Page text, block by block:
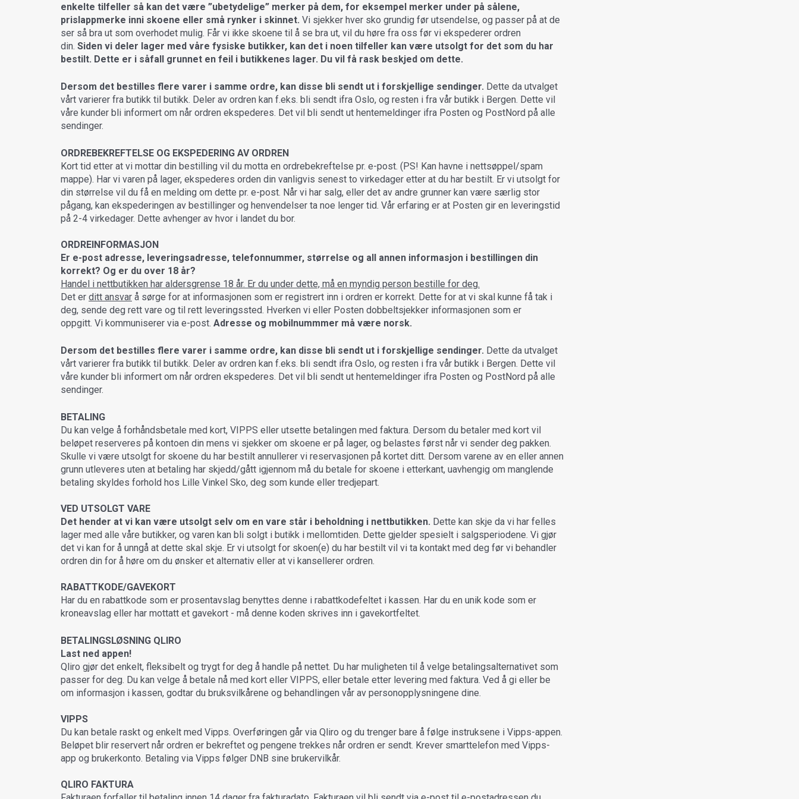
enkelte tilfeller så kan det være ”ubetydelige” merker på dem, for eksempel merker under på sålene,
prislappmerke inni skoene eller små rynker i skinnet. Vi sjekker hver sko grundig før utsendelse, og passer på at de
ser så bra ut som overhodet mulig. Får vi ikke skoene til å se bra ut, vil du høre fra oss før vi ekspederer ordren
din. Siden vi deler lager med våre fysiske butikker, kan det i noen tilfeller kan være utsolgt for det som du har
bestilt. Dette er i såfall grunnet en feil i butikkenes lager. Du vil få rask beskjed om dette.
Dersom det bestilles flere varer i samme ordre, kan disse bli sendt ut i forskjellige sendinger. Dette da utvalget
vårt varierer fra butikk til butikk. Deler av ordren kan f.eks. bli sendt ifra Oslo, og resten i fra vår butikk i Bergen. Dette vil
våre kunder bli informert om når ordren ekspederes. Det vil bli sendt ut hentemeldinger ifra Posten og PostNord på alle
sendinger.
ORDREBEKREFTELSE OG EKSPEDERING AV ORDREN
Kort tid etter at vi mottar din bestilling vil du motta en ordrebekreftelse pr. e-post. (PS! Kan havne i nettsøppel/spam
mappe). Har vi varen på lager, ekspederes orden din vanligvis senest to virkedager etter at du har bestilt. Er vi utsolgt for
din størrelse vil du få en melding om dette pr. e-post. Når vi har salg, eller det av andre grunner kan være særlig stor
pågang, kan ekspederingen av bestillinger og henvendelser ta noe lenger tid. Vår erfaring er at Posten gir en leveringstid
på 2-4 virkedager. Dette avhenger av hvor i landet du bor.
ORDREINFORMASJON
Er e-post adresse, leveringsadresse, telefonnummer, størrelse og all annen informasjon i bestillingen din
korrekt? Og er du over 18 år?
Handel i nettbutikken har aldersgrense 18 år. Er du under dette, må en myndig person bestille for deg.
Det er ditt ansvar å sørge for at informasjonen som er registrert inn i ordren er korrekt. Dette for at vi skal kunne få tak i
deg, sende deg rett vare og til rett leveringssted. Hverken vi eller Posten dobbeltsjekker informasjonen som er
oppgitt. Vi kommuniserer via e-post. Adresse og mobilnummmer må være norsk.
Dersom det bestilles flere varer i samme ordre, kan disse bli sendt ut i forskjellige sendinger. Dette da utvalget
vårt varierer fra butikk til butikk. Deler av ordren kan f.eks. bli sendt ifra Oslo, og resten i fra vår butikk i Bergen. Dette vil
våre kunder bli informert om når ordren ekspederes. Det vil bli sendt ut hentemeldinger ifra Posten og PostNord på alle
sendinger.
BETALING
Du kan velge å forhåndsbetale med kort, VIPPS eller utsette betalingen med faktura. Dersom du betaler med kort vil
beløpet reserveres på kontoen din mens vi sjekker om skoene er på lager, og belastes først når vi sender deg pakken.
Skulle vi være utsolgt for skoene du har bestilt annullerer vi reservasjonen på kortet ditt. Dersom varene av en eller annen
grunn utleveres uten at betaling har skjedd/gått igjennom må du betale for skoene i etterkant, uavhengig om manglende
betaling skyldes forhold hos Lille Vinkel Sko, deg som kunde eller tredjepart.
VED UTSOLGT VARE
Det hender at vi kan være utsolgt selv om en vare står i beholdning i nettbutikken. Dette kan skje da vi har felles
lager med alle våre butikker, og varen kan bli solgt i butikk i mellomtiden. Dette gjelder spesielt i salgsperiodene. Vi gjør
det vi kan for å unngå at dette skal skje. Er vi utsolgt for skoen(e) du har bestilt vil vi ta kontakt med deg før vi behandler
ordren din for å høre om du ønsker et alternativ eller at vi kansellerer ordren.
RABATTKODE/GAVEKORT
Har du en rabattkode som er prosentavslag benyttes denne i rabattkodefeltet i kassen. Har du en unik kode som er
kroneavslag eller har mottatt et gavekort - må denne koden skrives inn i gavekortfeltet.
BETALINGSLØSNING QLIRO
Last ned appen!
Qliro gjør det enkelt, fleksibelt og trygt for deg å handle på nettet. Du har muligheten til å velge betalingsalternativet som
passer for deg. Du kan velge å betale nå med kort eller VIPPS, eller betale etter levering med faktura. Ved å gi eller be
om informasjon i kassen, godtar du bruksvilkårene og behandlingen vår av personopplysningene dine.
VIPPS
Du kan betale raskt og enkelt med Vipps. Overføringen går via Qliro og du trenger bare å følge instruksene i Vipps-appen.
Beløpet blir reservert når ordren er bekreftet og pengene trekkes når ordren er sendt. Krever smarttelefon med Vipps-
app og brukerkonto. Betaling via Vipps følger DNB sine brukervilkår.
QLIRO FAKTURA